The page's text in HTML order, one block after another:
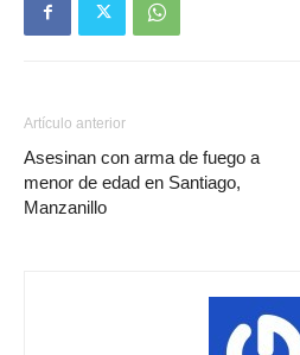
Artículo anterior
Asesinan con arma de fuego a
menor de edad en Santiago,
Manzanillo